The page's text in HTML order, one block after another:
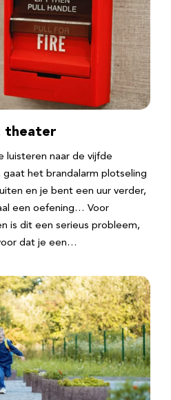
theater
luisteren naar de vijfde
het brandalarm plotseling
en je bent een uur verder,
een oefening… Voor
is dit een serieus probleem,
dat je een…